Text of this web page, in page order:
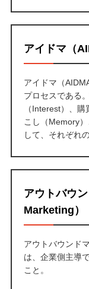
アイドマ（
アイドマ（
プロセスである
（Interest）、
こし（Memory
して、それぞれ
アウトバウ
Marketing）
アウトバウンド
は、企業側主導
こと。